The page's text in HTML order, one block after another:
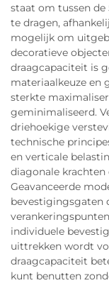
staat om tussen de
te dragen,
mogelijk om
decoratieve
draagcapaciteit is
materiaalkeuze en
sterkte
geminimaliseerd.
driehoekige
technische
en verticale
diagonale krachten
Geavanceerde
bevestigingsgaten
individuele
uittrekken wordt
draagcapaciteit
kunt benutten